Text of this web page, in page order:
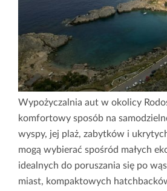
Wypożyczalnia aut w okolicy
komfortowy sposób na
wyspy, jej plaż, zabytków i
mogą wybierać spośród małych
idealnych do poruszania się po
miast, kompaktowych